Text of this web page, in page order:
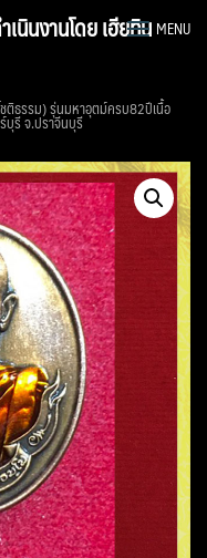
นินงานโดย เฮียทิน MENU
ติธรรม) รุ่นมหาอุตม์ครบ82ปีเนื้อ
บุรี จ.ปราจีนบุรี